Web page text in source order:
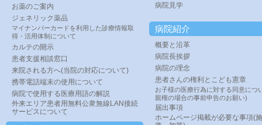
お薬のご案内
ジェネリック薬品
マイナンバーカードを利用した診療情報取
得・活用体制について
カルテの開示
患者支援相談窓口
来院される方へ(当院の対応について)
携帯電話端末の使用について
病院で使用する医療用語の解説
外来エリア患者用無料公衆無線LAN接続
サービスについて
病院見学
病院紹介
概要と沿革
病院長挨拶
病院の理念
患者さんの権利とこども憲章
お子様の医療行為に対する同意につ
親権の場合の事前申告のお願い)
届出事項
ホームページ掲載が必要な事項(